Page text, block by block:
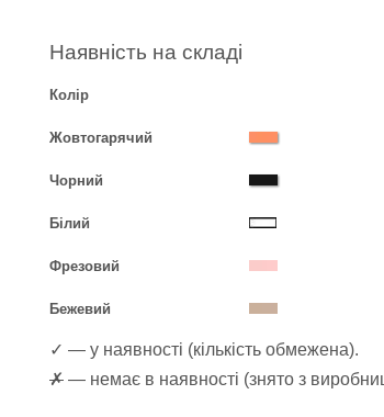
Наявність на складі
Колір
Жовтогарячий
Чорний
Білий
Фрезовий
Бежевий
✓ — у наявності (кількість обмежена).
✗ — немає в наявності (знято з